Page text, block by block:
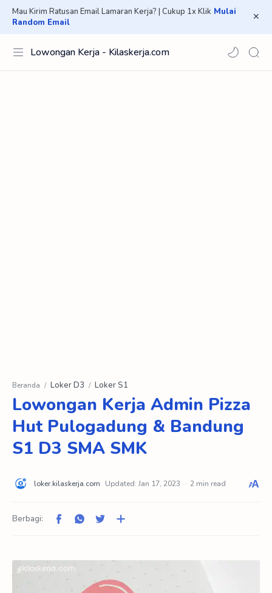
Mau Kirim Ratusan Email Lamaran Kerja? | Cukup 1x Klik Mulai
Random Email
Lowongan Kerja - Kilaskerja.com
Beranda Loker D3 Loker S1
Lowongan Kerja Admin Pizza
Hut Pulogadung & Bandung
S1 D3 SMA SMK
2 min read